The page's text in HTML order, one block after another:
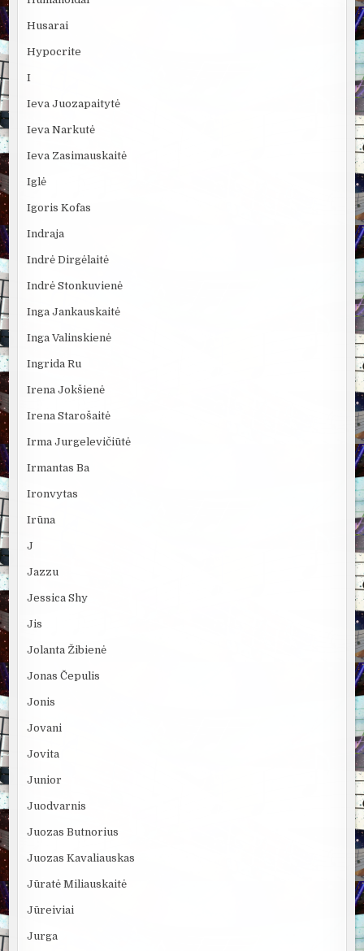
Husarai
Hypocrite
I
Ieva Juozapaitytė
Ieva Narkutė
Ieva Zasimauskaitė
Iglė
Igoris Kofas
Indraja
Indrė Dirgėlaitė
Indrė Stonkuvienė
Inga Jankauskaitė
Inga Valinskienė
Ingrida Ru
Irena Jokšienė
Irena Starošaitė
Irma Jurgelevičiūtė
Irmantas Ba
Ironvytas
Irūna
J
Jazzu
Jessica Shy
Jis
Jolanta Žibienė
Jonas Čepulis
Jonis
Jovani
Jovita
Junior
Juodvarnis
Juozas Butnorius
Juozas Kavaliauskas
Jūratė Miliauskaitė
Jūreiviai
Jurga